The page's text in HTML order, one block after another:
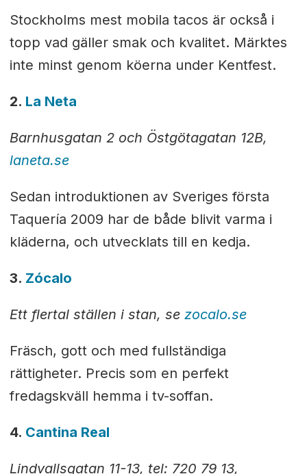
Stockholms mest mobila tacos är också i
topp vad gäller smak och kvalitet. Märktes
inte minst genom köerna under Kentfest.
2. La Neta
Barnhusgatan 2 och Östgötagatan 12B,
laneta.se
Sedan introduktionen av Sveriges första
Taquería 2009 har de både blivit varma i
kläderna, och utvecklats till en kedja.
3. Zócalo
Ett flertal ställen i stan, se zocalo.se
Fräsch, gott och med fullständiga
rättigheter. Precis som en perfekt
fredagskväll hemma i tv-soffan.
4. Cantina Real
Lindvallsgatan 11-13, tel: 720 79 13,